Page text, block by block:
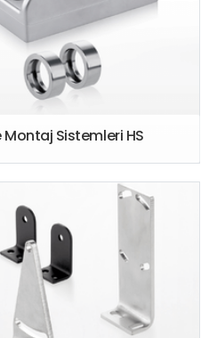
Sistemleri HS